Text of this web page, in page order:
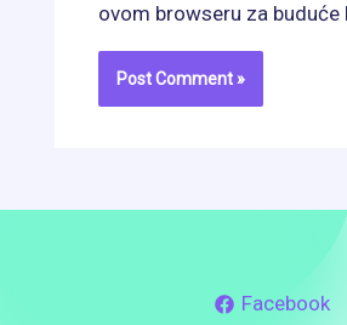
ovom browseru za buduće
Facebook